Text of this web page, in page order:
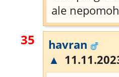
ale
35
havran
▲